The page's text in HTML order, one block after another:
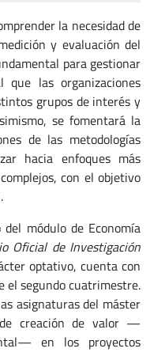
la necesidad de
y evaluación del
para gestionar
las organizaciones
grupos de interés y
se fomentará la
de las metodologías
hacia enfoques más
con el objetivo
módulo de Economía
Oficial de Investigación
optativo, cuenta con
el segundo cuatrimestre.
asignaturas del máster
creación de valor —
en los proyectos